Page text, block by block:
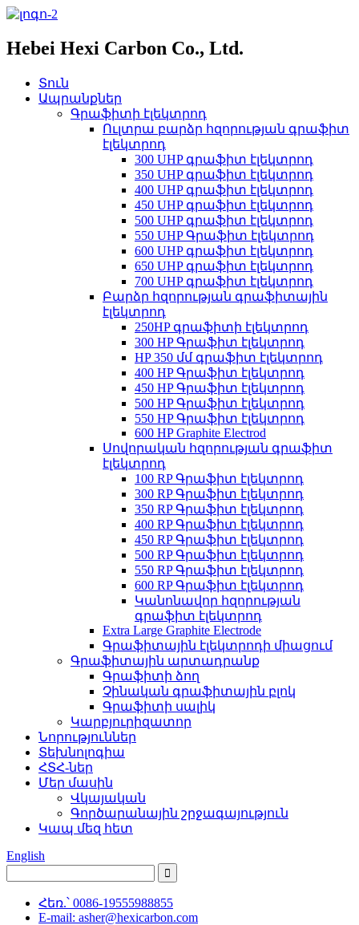
Hebei Hexi Carbon Co., Ltd.
Տուն
Ապրանքներ
Գրաֆիտի էլեկտրոդ
Ուլտրա բարձր հզորության գրաֆիտ
էլեկտրոդ
300 UHP գրաֆիտ էլեկտրոդ
350 UHP գրաֆիտ էլեկտրոդ
400 UHP գրաֆիտ էլեկտրոդ
450 UHP գրաֆիտ էլեկտրոդ
500 UHP գրաֆիտ էլեկտրոդ
550 UHP Գրաֆիտ էլեկտրոդ
600 UHP գրաֆիտ էլեկտրոդ
650 UHP գրաֆիտ էլեկտրոդ
700 UHP գրաֆիտ էլեկտրոդ
Բարձր հզորության գրաֆիտային
էլեկտրոդ
250HP գրաֆիտի էլեկտրոդ
300 HP Գրաֆիտ էլեկտրոդ
HP 350 մմ գրաֆիտ էլեկտրոդ
400 HP Գրաֆիտ էլեկտրոդ
450 HP Գրաֆիտ էլեկտրոդ
500 HP Գրաֆիտ էլեկտրոդ
550 HP Գրաֆիտ էլեկտրոդ
600 HP Graphite Electrod
Սովորական հզորության գրաֆիտ
էլեկտրոդ
100 RP Գրաֆիտ էլեկտրոդ
300 RP Գրաֆիտ էլեկտրոդ
350 RP Գրաֆիտ էլեկտրոդ
400 RP Գրաֆիտ էլեկտրոդ
450 RP Գրաֆիտ էլեկտրոդ
500 RP Գրաֆիտ էլեկտրոդ
550 RP Գրաֆիտ էլեկտրոդ
600 RP Գրաֆիտ էլեկտրոդ
Կանոնավոր հզորության
գրաֆիտ էլեկտրոդ
Extra Large Graphite Electrode
Գրաֆիտային էլեկտրոդի միացում
Գրաֆիտային արտադրանք
Գրաֆիտի ձող
Չինական գրաֆիտային բլոկ
Գրաֆիտի սալիկ
Կարբյուրիզատոր
Նորություններ
Տեխնոլոգիա
ՀՏՀ-ներ
Մեր մասին
Վկայական
Գործարանային շրջագայություն
Կապ մեզ հետ
English
Հեռ.՝ 0086-19555988855
E-mail: asher@hexicarbon.com